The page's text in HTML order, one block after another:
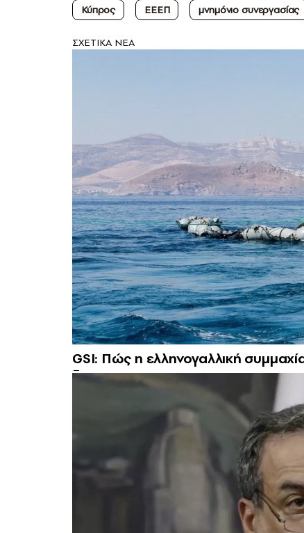
Κύπρος
ΕΕΕΠ μνημόνιο συνεργασίας
ΣXETIKA NEA
GSI: Πώς η ελληνογαλλική